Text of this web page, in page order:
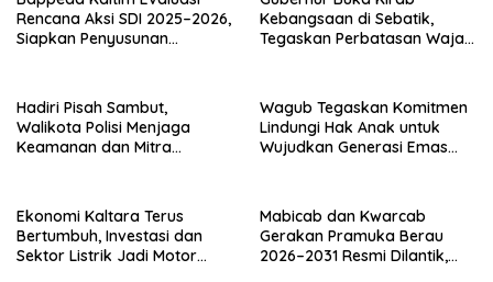
Rencana Aksi SDI 2025–2026,
Siapkan Penyusunan
Kebangsaan di Sebatik,
Tegaskan Perbatasan Wajah
Hadiri Pisah Sambut,
Walikota Polisi Menjaga
Keamanan dan Mitra
Wagub Tegaskan Komitmen
Lindungi Hak Anak untuk
Wujudkan Generasi Emas
Ekonomi Kaltara Terus
Bertumbuh, Investasi dan
Sektor Listrik Jadi Motor
Mabicab dan Kwarcab
Gerakan Pramuka Berau
2026–2031 Resmi Dilantik,